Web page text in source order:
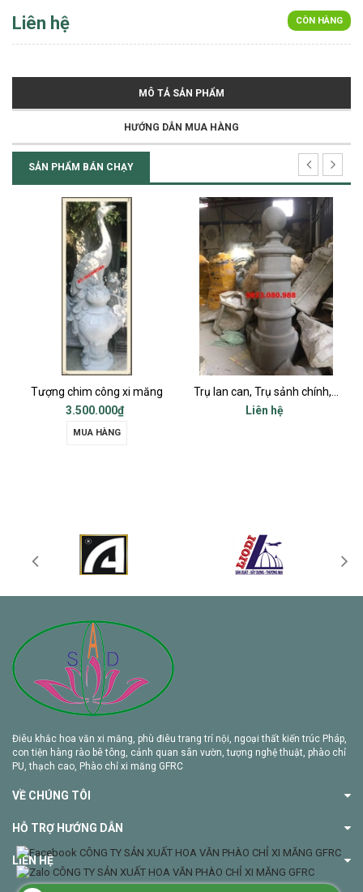
CÒN HÀNG
Liên hệ
MÔ TẢ SẢN PHẨM
HƯỚNG DẪN MUA HÀNG
SẢN PHẨM BÁN CHẠY
Tượng chim công xi măng
3.500.000₫
MUA HÀNG
Trụ lan can, Trụ sảnh chính, Trụ cột ban công, Trụ bậc tam cấp
Liên hệ
Điêu khắc hoa văn xi măng, phù điêu trang trí nội, ngoại thất kiến trúc Pháp,
con tiện hàng rào bê tông, cảnh quan sân vườn, tượng nghệ thuật, phào chỉ
PU, thạch cao, Phào chỉ xi măng GFRC
VỀ CHÚNG TÔI
HỖ TRỢ HƯỚNG DẪN
LIÊN HỆ